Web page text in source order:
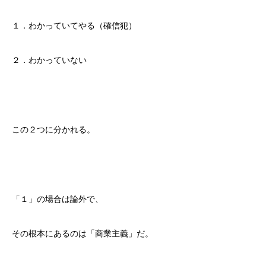
１．わかっていてやる（確信犯）
２．わかっていない
この２つに分かれる。
「１」の場合は論外で、
その根本にあるのは「商業主義」だ。